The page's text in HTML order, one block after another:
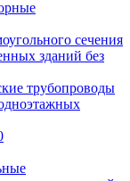
сечения
зданий без
трубопроводы